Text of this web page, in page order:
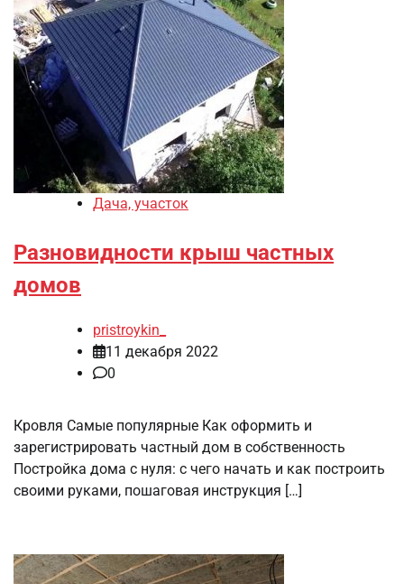
Дача, участок
Разновидности крыш частных
домов
pristroykin_
11 декабря 2022
0
Кровля Самые популярные Как оформить и
зарегистрировать частный дом в собственность
Постройка дома с нуля: с чего начать и как построить
своими руками, пошаговая инструкция […]